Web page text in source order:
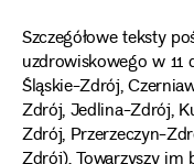
Szczegółowe teksty
uzdrowiskowego w
Śląskie-Zdrój,
Zdrój, Jedlina-Zdrój,
Zdrój, Przerzeczyn-